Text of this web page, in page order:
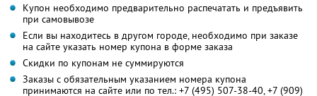
Купон необходимо предварительно распечатать и предъявить
при самовывозе
Если вы находитесь в другом городе, необходимо при заказе
на сайте указать номер купона в форме заказа
Скидки по купонам не суммируются
Заказы с обязательным указанием номера купона
принимаются на сайте или по тел.: +7 (495) 507-38-40, +7 (909)